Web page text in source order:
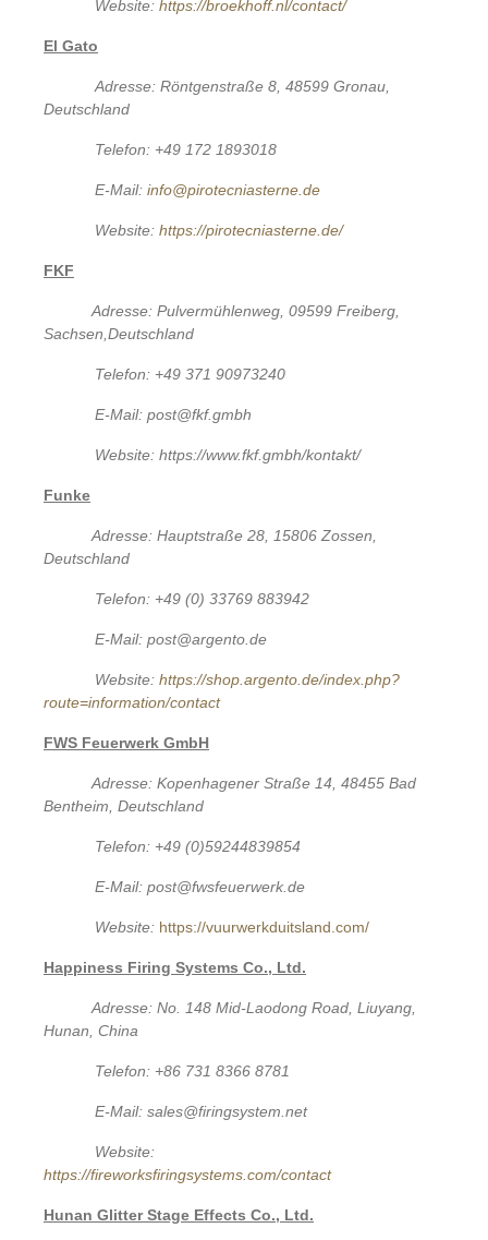
Website:https://broekhoff.nl/contact/
El Gato
Adresse: Röntgenstraße 8, 48599 Gronau,
Deutschland
Telefon: +49 172 1893018
E-Mail:info@pirotecniasterne.de
Website:https://pirotecniasterne.de/
FKF
Adresse: Pulvermühlenweg, 09599 Freiberg,
Sachsen,Deutschland
Telefon: +49 371 90973240
E-Mail: post@fkf.gmbh
Website: https://www.fkf.gmbh/kontakt/
Funke
Adresse: Hauptstraße 28, 15806 Zossen,
Deutschland
Telefon: +49 (0) 33769 883942
E-Mail: post@argento.de
Website:https://shop.argento.de/index.php?
route=information/contact
FWS Feuerwerk GmbH
Adresse: Kopenhagener Straße 14, 48455 Bad
Bentheim, Deutschland
Telefon: +49 (0)59244839854
E-Mail: post@fwsfeuerwerk.de
Website: https://vuurwerkduitsland.com/
Happiness Firing Systems Co., Ltd.
Adresse: No. 148 Mid-Laodong Road, Liuyang,
Hunan, China
Telefon: +86 731 8366 8781
E-Mail: sales@firingsystem.net
Website:
https://fireworksfiringsystems.com/contact
Hunan Glitter Stage Effects Co., Ltd.